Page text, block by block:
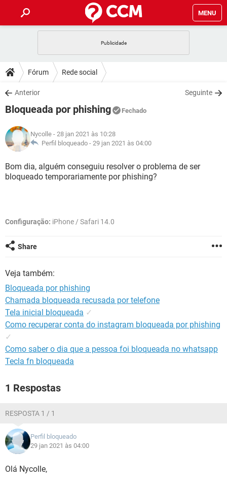
MENU
CELULAR
OUTLOOK
INSTAGRAM GMAIL
GUIA DE COMPRAS
DICAS
JOGOS
INSTAGRAM
GUIA DE COMPRAS
DOWNLOADS
JOGOS WHATSAPP
CELULAR
OUTLOOK EXCEL
INSTAGRAM GMAIL
GUIA DE COMPRAS
FÓRUM
JOGOS
CELULAR
OUTLOOK EXCEL
GLOSSÁRIO
JOGOS WHATSAPP
CELULAR FACEBOOK
Fórum Rede social
Anterior Seguinte
Bloqueada por phishing Fechado
Nycolle - 28 jan 2021 às 10:28
Perfil bloqueado - 29 jan 2021 às 04:00
Bom dia, alguém conseguiu resolver o problema de ser
bloqueado temporariamente por phishing?
Configuração: iPhone / Safari 14.0
Share
Veja também:
Bloqueada por phishing
Chamada bloqueada recusada por telefone
Tela inicial bloqueada ✓
Como recuperar conta do instagram bloqueada por phishing
✓
Como saber o dia que a pessoa foi bloqueada no whatsapp
Tecla fn bloqueada
1 Respostas
RESPOSTA 1 / 1
Perfil bloqueado
29 jan 2021 às 04:00
Olá Nycolle,